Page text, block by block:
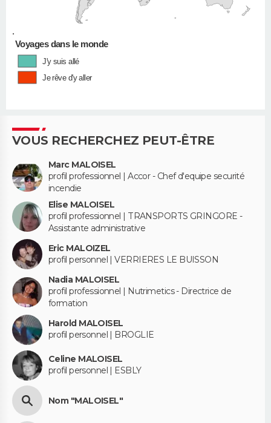
•
Voyages dans le monde
J'y suis allé
Je rêve d'y aller
VOUS RECHERCHEZ PEUT-ÊTRE
Marc MALOISEL
profil professionnel | Accor - Chef d'equipe securité
incendie
Elise MALOISEL
profil professionnel | TRANSPORTS GRINGORE -
Assistante administrative
Eric MALOIZEL
profil personnel | VERRIERES LE BUISSON
Nadia MALOISEL
profil professionnel | Nutrimetics - Directrice de
formation
Harold MALOISEL
profil personnel | BROGLIE
Celine MALOISEL
profil personnel | ESBLY
Nom "MALOISEL"